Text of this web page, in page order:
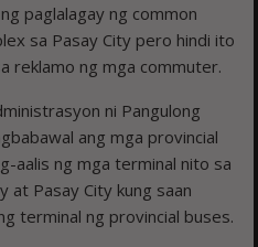
paglalagay ng common
sa Pasay City pero hindi ito
reklamo ng mga commuter.
ni Pangulong
ang mga provincial
aalis ng mga terminal nito sa
at Pasay City kung saan
terminal ng provincial buses.